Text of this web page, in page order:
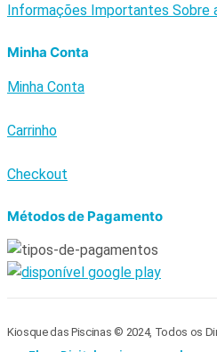
Informações Importantes Sobre
Minha Conta
Minha Conta
Carrinho
Checkout
Métodos de Pagamento
Kiosque das Piscinas © 2024, Todos os